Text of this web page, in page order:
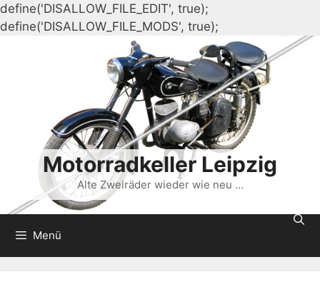
define('DISALLOW_FILE_EDIT', true);
define('DISALLOW_FILE_MODS', true);
Inhalt
springen
Motorradkeller Leipzig
Alte Zweiräder wieder wie neu …
Menü